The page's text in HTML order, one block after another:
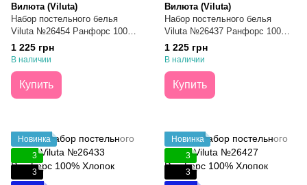
Вилюта (Viluta)
Набор постельного белья
Viluta №26454 Ранфорс 100%
Хлопок Евро
1 225 грн
В наличии
Купить
Вилюта (Viluta)
Набор постельного белья
Viluta №26437 Ранфорс 100%
Хлопок Евро
1 225 грн
В наличии
Купить
Новинка
3
3
Новинка
3
3